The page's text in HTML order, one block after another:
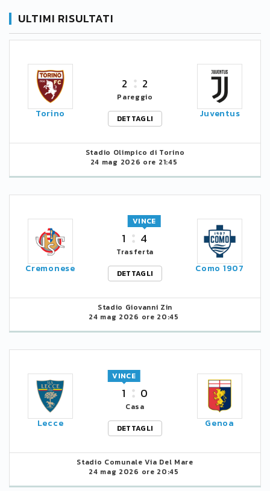
ULTIMI RISULTATI
Torino
2 2
Pareggio
DETTAGLI
Juventus
Stadio Olimpico di Torino
24 mag 2026 ore 21:45
Cremonese
1 4
VINCE
Trasferta
DETTAGLI
Como 1907
Stadio Giovanni Zin
24 mag 2026 ore 20:45
Lecce
1
VINCE
0
Casa
DETTAGLI
Genoa
Stadio Comunale Via Del Mare
24 mag 2026 ore 20:45